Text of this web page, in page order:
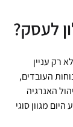
לעסק?
רק עניין
העובדים,
האנרגיה
מגוון סוגי